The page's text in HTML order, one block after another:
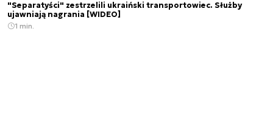
"Separatyści" zestrzelili ukraiński transportowiec. Służby
ujawniają nagrania [WIDEO]
1 min.